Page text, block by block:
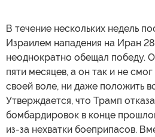
В течение нескольких недель
Израилем нападения на Иран
неоднократно обещал победу.
пяти месяцев, а он так и не
своей воле, ни даже положить
Утверждается, что Трамп
бомбардировок в конце
из-за нехватки боеприпасов.